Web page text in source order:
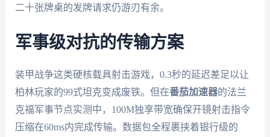
二十张牌桌的发牌请求仍游刃有余。
军事级对抗的传输方案
装甲战争这类硬核载具射击游戏，0.3秒的延迟差足以让
柏林玩家的99式坦克变成废铁。但在番茄加速器的法兰
克福军事节点实测中，100M独享带宽确保开镜射击指令
压缩在60ms内完成传输。数据包全程裹挟着银行级的